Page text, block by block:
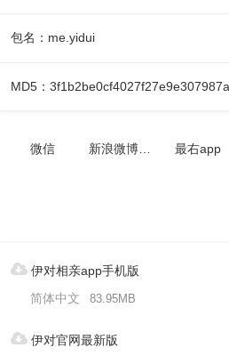
包名：me.yidui
MD5：
微信 新浪微博app 最右app
伊对相亲app手机版
简体中文
83.95MB
伊对官网最新版